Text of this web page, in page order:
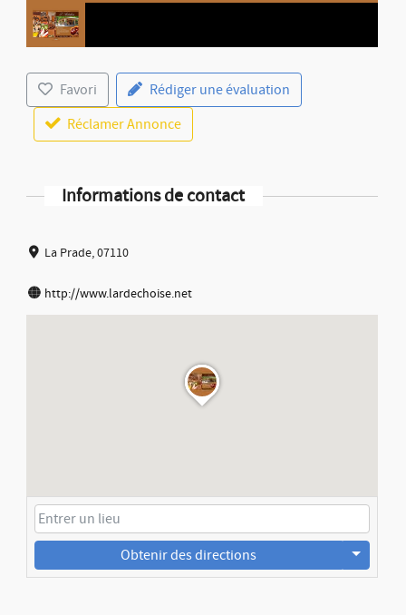
Favori
Rédiger une évaluation
Réclamer Annonce
Informations de contact
La Prade, 07110
http://www.lardechoise.net
Obtenir des directions